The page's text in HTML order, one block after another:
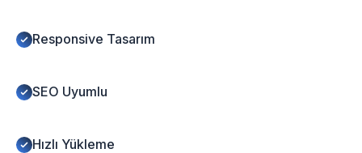
Responsive Tasarım
SEO Uyumlu
Hızlı Yükleme